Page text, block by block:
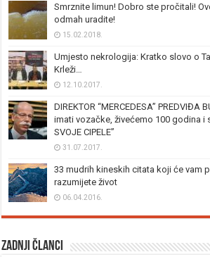
Smrznite limun! Dobro ste pročitali!
odmah uradite!
15.02.2018.
Umjesto nekrologija: Kratko slovo o
Krleži…
12.10.2017.
DIREKTOR “MERCEDESA” PREDVIĐA
imati vozačke, živećemo 100 godina i
SVOJE CIPELE”
31.07.2017.
33 mudrih kineskih citata koji će vam
razumijete život
06.04.2016.
Zadnji članci